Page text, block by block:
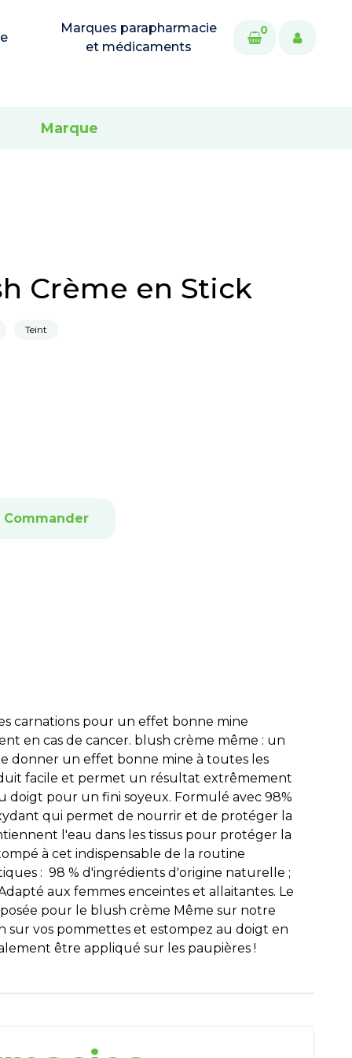
Marques parapharmacie
et médicaments
0
Marque
Crème en Stick
Teint
Commander
carnations pour un effet bonne mine
en cas de cancer. blush crème même : un
donner un effet bonne mine à toutes les
facile et permet un résultat extrêmement
pour un fini soyeux. Formulé avec 98%
qui permet de nourrir et de protéger la
l'eau dans les tissus pour protéger la
à cet indispensable de la routine
: 98 % d'ingrédients d'origine naturelle ;
aux femmes enceintes et allaitantes. Le
pour le blush crème Même sur notre
sur vos pommettes et estompez au doigt en
être appliqué sur les paupières !